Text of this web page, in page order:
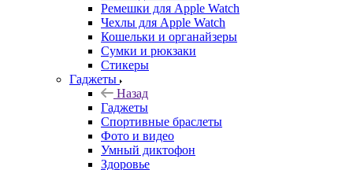
Ремешки для Apple Watch
Чехлы для Apple Watch
Кошельки и органайзеры
Сумки и рюкзаки
Стикеры
Гаджеты
Назад
Гаджеты
Спортивные браслеты
Фото и видео
Умный диктофон
Здоровье